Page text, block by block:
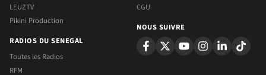
LEUZTV
Pikini Production
RADIOS DU SENEGAL
Toutes les Radios
RFM
CGU
NOUS SUIVRE